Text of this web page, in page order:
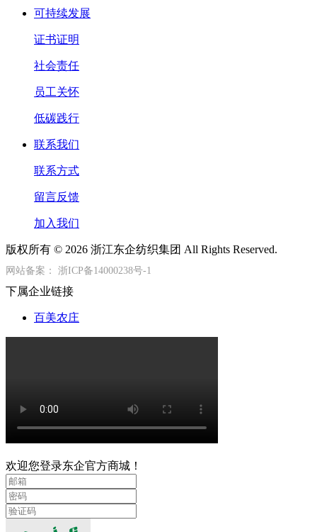
可持续发展
证书证明
社会责任
员工关怀
低碳践行
联系我们
联系方式
留言反馈
加入我们
版权所有 © 2026 浙江东企纺织集团 All Rights Reserved.
网站备案： 浙ICP备14000238号-1
下属企业链接
百美农庄
欢迎您登录东企官方商城！